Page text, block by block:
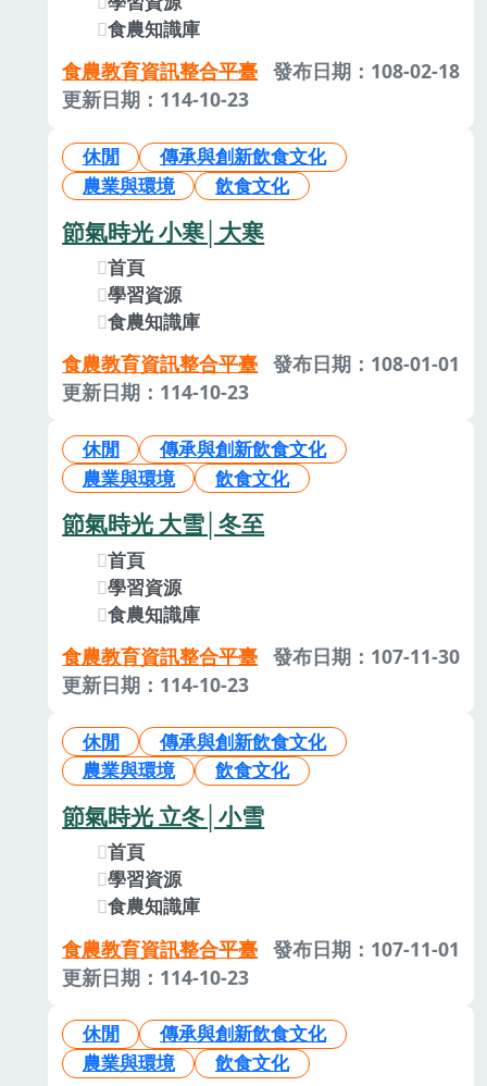
食農知識庫
食農教育資訊整合平臺 發布日期：108-02-18
更新日期：114-10-23
休閒
傳承與創新飲食文化
農業與環境
飲食文化
節氣時光 小寒│大寒
首頁
學習資源
食農知識庫
食農教育資訊整合平臺 發布日期：108-01-01
更新日期：114-10-23
休閒
傳承與創新飲食文化
農業與環境
飲食文化
節氣時光 大雪│冬至
首頁
學習資源
食農知識庫
食農教育資訊整合平臺 發布日期：107-11-30
更新日期：114-10-23
休閒
傳承與創新飲食文化
農業與環境
飲食文化
節氣時光 立冬│小雪
首頁
學習資源
食農知識庫
食農教育資訊整合平臺 發布日期：107-11-01
更新日期：114-10-23
休閒
傳承與創新飲食文化
農業與環境
飲食文化